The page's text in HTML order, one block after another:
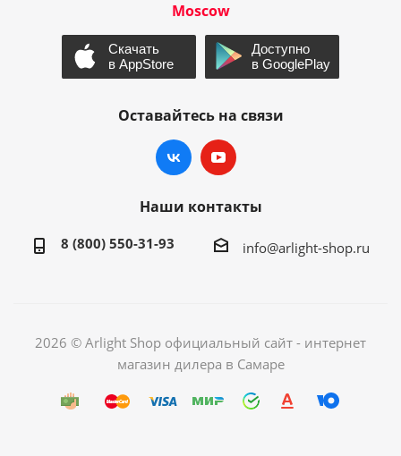
Moscow
Оставайтесь на связи
Наши контакты
8 (800) 550-31-93 info@arlight-shop.ru
2026 © Arlight Shop официальный сайт - интернет
магазин дилера в Самаре